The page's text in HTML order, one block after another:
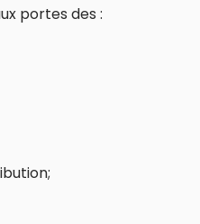
portes des :